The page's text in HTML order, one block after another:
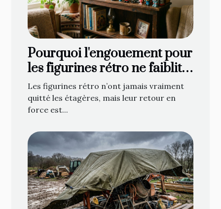
Pourquoi l'engouement pour
les figurines rétro ne faiblit
jamais
Les figurines rétro n’ont jamais vraiment
quitté les étagères, mais leur retour en
force est...